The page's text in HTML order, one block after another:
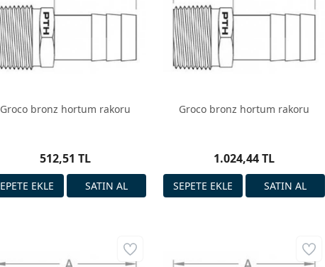
Groco bronz hortum rakoru
512,51 TL
Groco bronz hortum rakoru
1.024,44 TL